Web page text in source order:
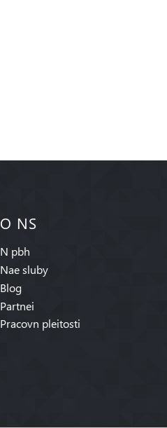
O NS
N pbh
Nae sluby
Blog
Partnei
Pracovn pleitosti